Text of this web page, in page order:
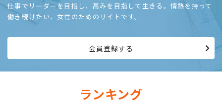
仕事でリーダーを目指し、高みを目指して生きる。情熱を持って
働き続けたい、女性のためのサイトです。
会員登録する
ランキング